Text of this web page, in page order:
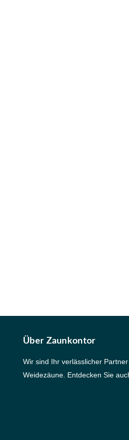
Über Zaunkontor
Wir sind Ihr verlässlicher
Weidezäune. Entdecken Sie